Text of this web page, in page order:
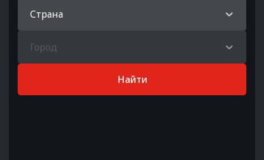
Страна
Город
Найти